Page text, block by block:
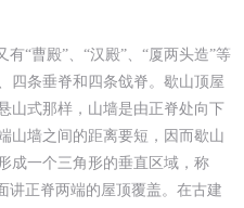
“曹殿”、“汉殿”、“厦两头造”等
四条垂脊和四条戗脊。歇山顶屋
山式那样，山墙是由正脊处向下
山墙之间的距离要短，因而歇山
成一个三角形的垂直区域，称
讲正脊两端的屋顶覆盖。在古建